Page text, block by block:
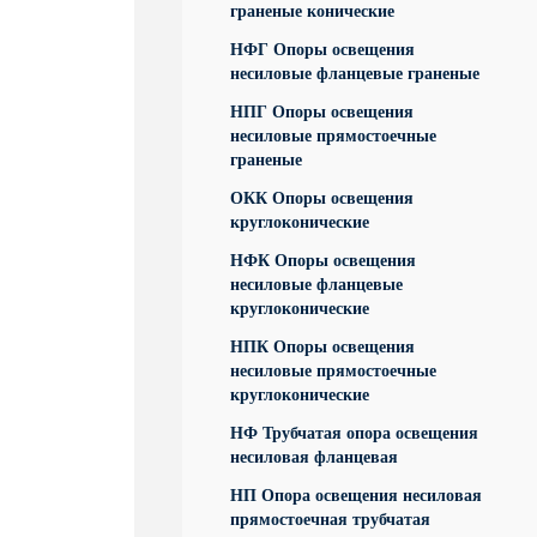
граненые конические
НФГ Опоры освещения
несиловые фланцевые граненые
НПГ Опоры освещения
несиловые прямостоечные
граненые
ОКК Опоры освещения
круглоконические
НФК Опоры освещения
несиловые фланцевые
круглоконические
НПК Опоры освещения
несиловые прямостоечные
круглоконические
НФ Трубчатая опора освещения
несиловая фланцевая
НП Опора освещения несиловая
прямостоечная трубчатая